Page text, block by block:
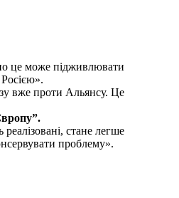
це може підживлювати
вже проти Альянсу. Це
стане легше
проблему».